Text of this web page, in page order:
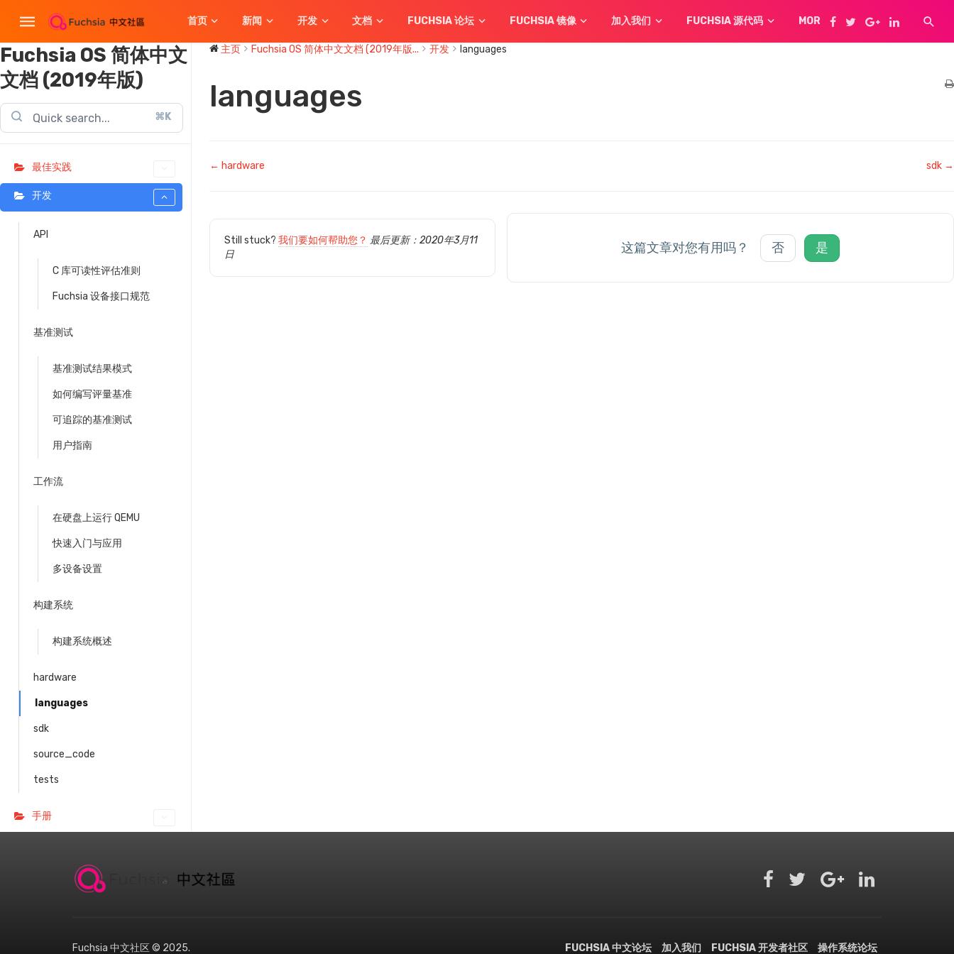
首页 新闻 开发 文档 FUCHSIA 论坛 FUCHSIA 镜像 加入我们 FUCHSIA 源代码 MORE
Fuchsia OS 简体中文
文档 (2019年版)
⌘K
最佳实践
开发
API
C 库可读性评估准则
Fuchsia 设备接口规范
基准测试
基准测试结果模式
如何编写评量基准
可追踪的基准测试
用户指南
工作流
在硬盘上运行 QEMU
快速入门与应用
多设备设置
构建系统
构建系统概述
hardware
languages
sdk
source_code
tests
手册
主页 Fuchsia OS 简体中文文档 (2019年版... 开发 languages
languages
文
航
← hardware sdk →
Still stuck? 我们要如何帮助您？ 最后更新：2020年3月11
日
这篇文章对您有用吗？ 否 是
Fuchsia 中文社区 © 2025. FUCHSIA 中文论坛 加入我们 FUCHSIA 开发者社区 操作系统论坛